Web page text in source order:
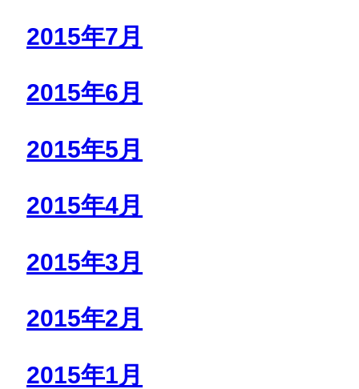
2015年7月
2015年6月
2015年5月
2015年4月
2015年3月
2015年2月
2015年1月